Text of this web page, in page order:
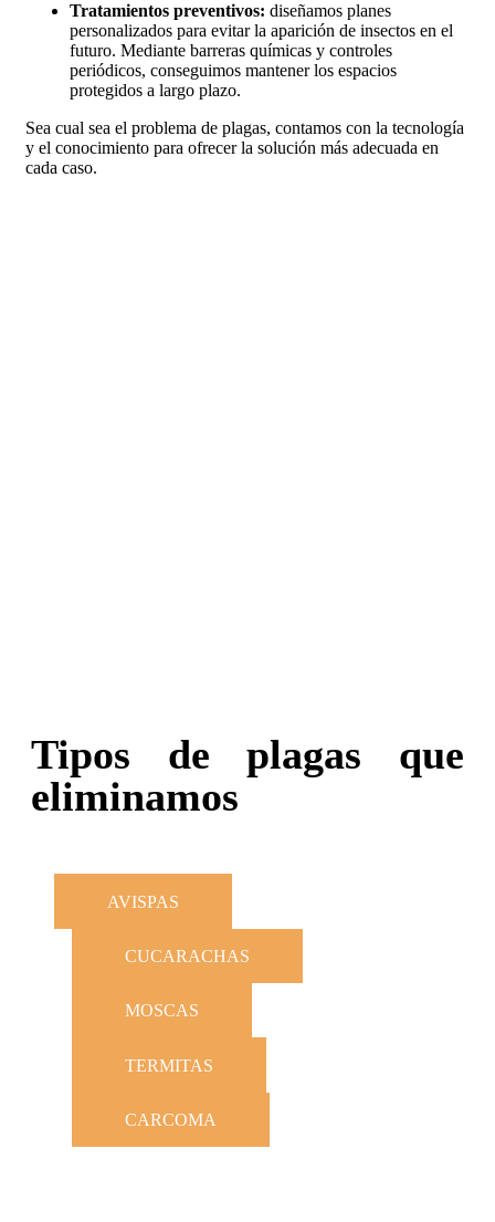
Tratamientos preventivos: diseñamos planes
personalizados para evitar la aparición de insectos en el
futuro. Mediante barreras químicas y controles
periódicos, conseguimos mantener los espacios
protegidos a largo plazo.
Sea cual sea el problema de plagas, contamos con la tecnología
y el conocimiento para ofrecer la solución más adecuada en
cada caso.
Tipos de plagas que
eliminamos
AVISPAS
CUCARACHAS
MOSCAS
TERMITAS
CARCOMA